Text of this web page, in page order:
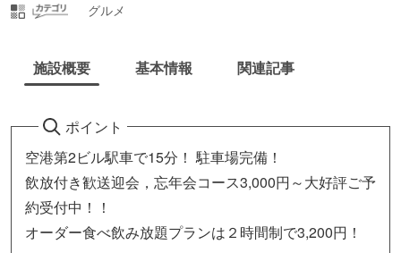
グルメ
施設概要 基本情報 関連記事
ポイント
空港第2ビル駅車で15分！ 駐車場完備！
飲放付き歓送迎会，忘年会コース3,000円～大好評ご予
約受付中！！
オーダー食べ飲み放題プランは２時間制で3,200円！